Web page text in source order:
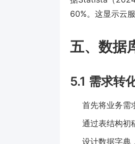
60%。这显示云
五、数据
5.1 需求转
首先将业务需
通过表结构初
设计数据字典